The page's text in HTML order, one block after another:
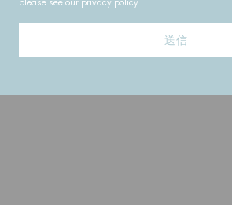
please see our privacy policy.